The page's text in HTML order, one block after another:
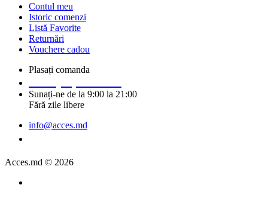
Contul meu
Istoric comenzi
Listă Favorite
Returnări
Vouchere cadou
Plasați comanda
Sunați-ne de la 9:00 la 21:00
Fără zile libere
info@acces.md
Acces.md © 2026